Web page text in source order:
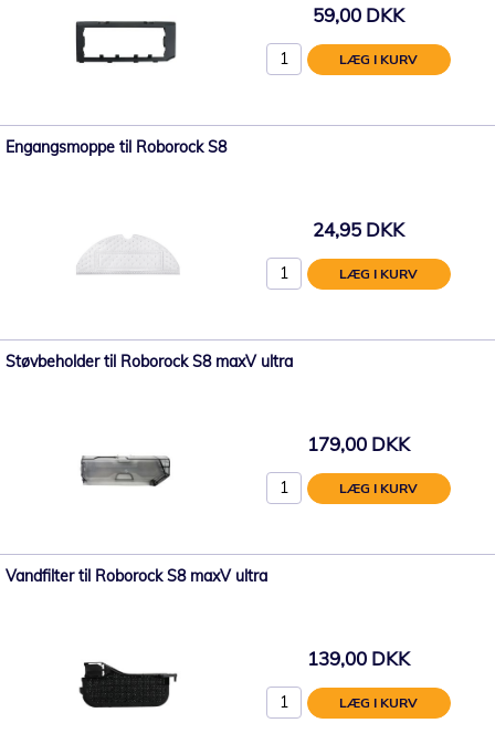
59,00 DKK
LÆG I KURV
Engangsmoppe til Roborock S8
24,95 DKK
LÆG I KURV
Støvbeholder til Roborock S8 maxV ultra
179,00 DKK
LÆG I KURV
Vandfilter til Roborock S8 maxV ultra
139,00 DKK
LÆG I KURV